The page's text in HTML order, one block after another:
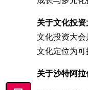
关于文化投
文化投资大
文化定位为
关于沙特阿